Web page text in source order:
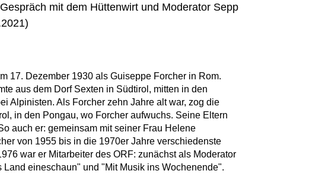
mit dem Hüttenwirt und Moderator Sepp
17. Dezember 1930 als Guiseppe Forcher in Rom.
aus dem Dorf Sexten in Südtirol, mitten in den
Alpinisten. Als Forcher zehn Jahre alt war, zog die
in den Pongau, wo Forcher aufwuchs. Seine Eltern
auch er: gemeinsam mit seiner Frau Helene
von 1955 bis in die 1970er Jahre verschiedenste
war er Mitarbeiter des ORF: zunächst als Moderator
Land eineschaun" und "Mit Musik ins Wochenende".